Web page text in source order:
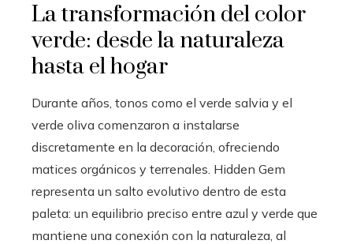
La transformación del color
verde: desde la naturaleza
hasta el hogar
Durante años, tonos como el verde salvia y el
verde oliva comenzaron a instalarse
discretamente en la decoración, ofreciendo
matices orgánicos y terrenales. Hidden Gem
representa un salto evolutivo dentro de esta
paleta: un equilibrio preciso entre azul y verde que
mantiene una conexión con la naturaleza, al